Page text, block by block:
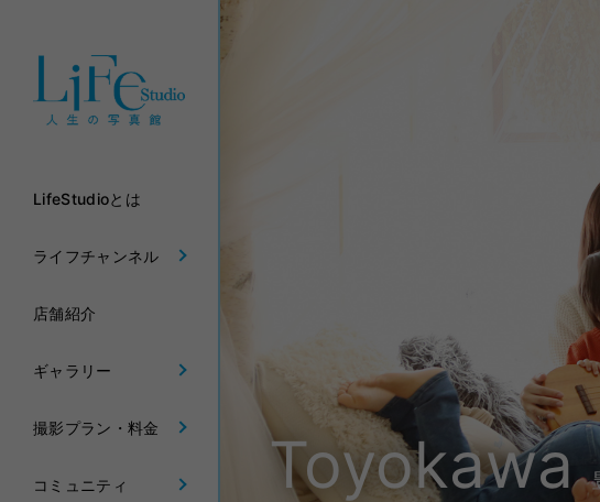
LifeStudioとは
ライフチャンネル
店舗紹介
ギャラリー
撮影プラン・料金
コミュニティ Toyokawa